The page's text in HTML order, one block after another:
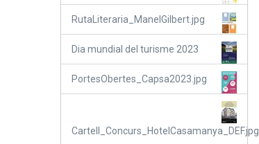
RutaLiteraria_ManelGilbert.jpg
Dia mundial del turisme 2023
PortesObertes_Capsa2023.jpg
Cartell_Concurs_HotelCasamanya_DEF.jpg